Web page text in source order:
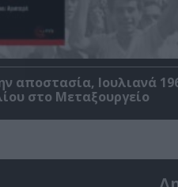
αποστασία, Ιουλιανά
στο Μεταξουργείο